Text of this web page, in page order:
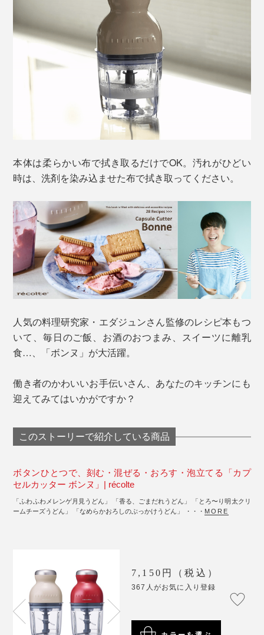
本体は柔らかい布で拭き取るだけでOK。汚れがひどい
時は、洗剤を染み込ませた布で拭き取ってください。
人気の料理研究家・エダジュンさん監修のレシピ本もつ
いて、毎日のご飯、お酒のおつまみ、スイーツに離乳
食…、「ボンヌ」が大活躍。
働き者のかわいいお手伝いさん、あなたのキッチンにも
迎えてみてはいかがですか？
このストーリーで紹介している商品
ボタンひとつで、刻む・混ぜる・おろす・泡立てる「カプ
セルカッター ボンヌ」| récolte
「ふわふわメレンゲ月見うどん」 「香る、ごまだれうどん」 「とろ〜り明太クリ
ームチーズうどん」 「なめらかおろしのぶっかけうどん」 ・・・ MORE
7,150円（税込）
367人がお気に入り登録